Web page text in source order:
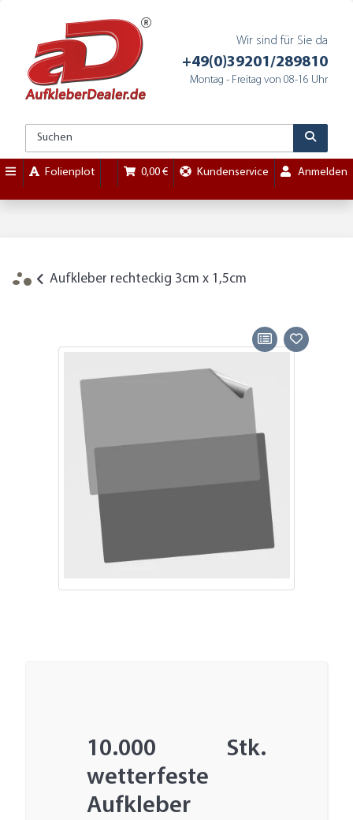
Wir sind für Sie da
+49(0)39201/289810
Montag - Freitag von 08-16 Uhr
Folienplot 0,00 € Kundenservice Anmelden
Aufkleber rechteckig 3cm x 1,5cm
10.000 Stk.
wetterfeste
Aufkleber